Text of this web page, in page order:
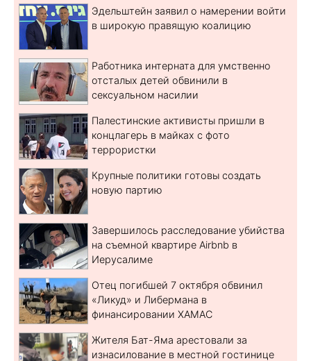
Эдельштейн заявил о намерении войти
в широкую правящую коалицию
Работника интерната для умственно
отсталых детей обвинили в
сексуальном насилии
Палестинские активисты пришли в
концлагерь в майках с фото
террористки
Крупные политики готовы создать
новую партию
Завершилось расследование убийства
на съемной квартире Airbnb в
Иерусалиме
Отец погибшей 7 октября обвинил
«Ликуд» и Либермана в
финансировании ХАМАС
Жителя Бат-Яма арестовали за
изнасилование в местной гостинице